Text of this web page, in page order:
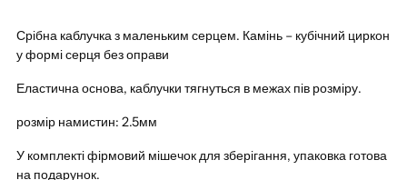
Срібна каблучка з маленьким серцем. Камінь – кубічний циркон
у формі серця без оправи
Еластична основа, каблучки тягнуться в межах пів розміру.
розмір намистин: 2.5мм
У комплекті фірмовий мішечок для зберігання, упаковка готова
на подарунок.